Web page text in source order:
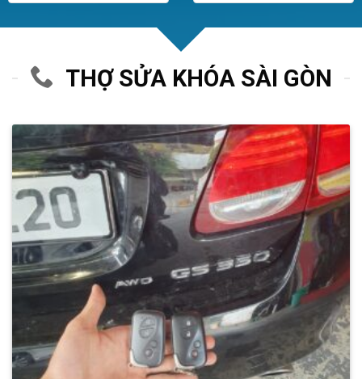
THỢ SỬA KHÓA SÀI GÒN